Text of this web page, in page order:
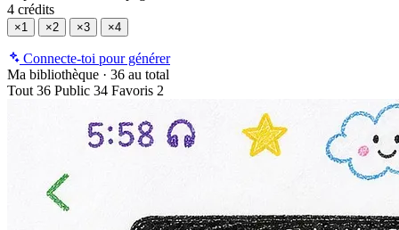
4 crédits
×1 ×2 ×3 ×4
Connecte-toi pour générer
Ma bibliothèque · 36 au total
Tout 36 Public 34 Favoris 2